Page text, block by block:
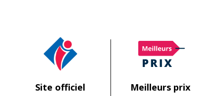
Site officiel Meilleurs prix